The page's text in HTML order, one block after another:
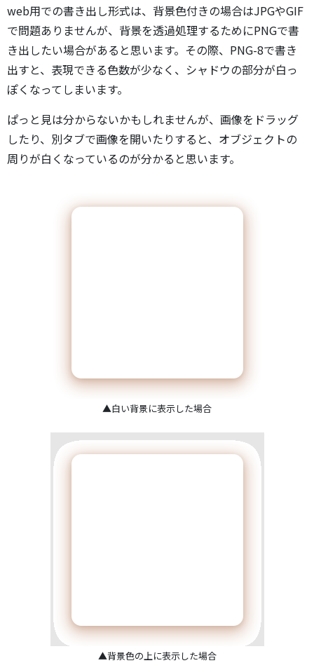
web用での書き出し形式は、背景色付きの場合はJPGやGIF
で問題ありませんが、背景を透過処理するためにPNGで書
き出したい場合があると思います。その際、PNG-8で書き
出すと、表現できる色数が少なく、シャドウの部分が白っ
ぽくなってしまいます。
ぱっと見は分からないかもしれませんが、画像をドラッグ
したり、別タブで画像を開いたりすると、オブジェクトの
周りが白くなっているのが分かると思います。
▲白い背景に表示した場合
▲背景色の上に表示した場合